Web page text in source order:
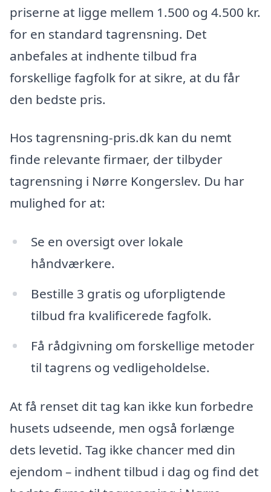
priserne at ligge mellem 1.500 og 4.500 kr.
for en standard tagrensning. Det
anbefales at indhente tilbud fra
forskellige fagfolk for at sikre, at du får
den bedste pris.
Hos tagrensning-pris.dk kan du nemt
finde relevante firmaer, der tilbyder
tagrensning i Nørre Kongerslev. Du har
mulighed for at:
Se en oversigt over lokale
håndværkere.
Bestille 3 gratis og uforpligtende
tilbud fra kvalificerede fagfolk.
Få rådgivning om forskellige metoder
til tagrens og vedligeholdelse.
At få renset dit tag kan ikke kun forbedre
husets udseende, men også forlænge
dets levetid. Tag ikke chancer med din
ejendom – indhent tilbud i dag og find det